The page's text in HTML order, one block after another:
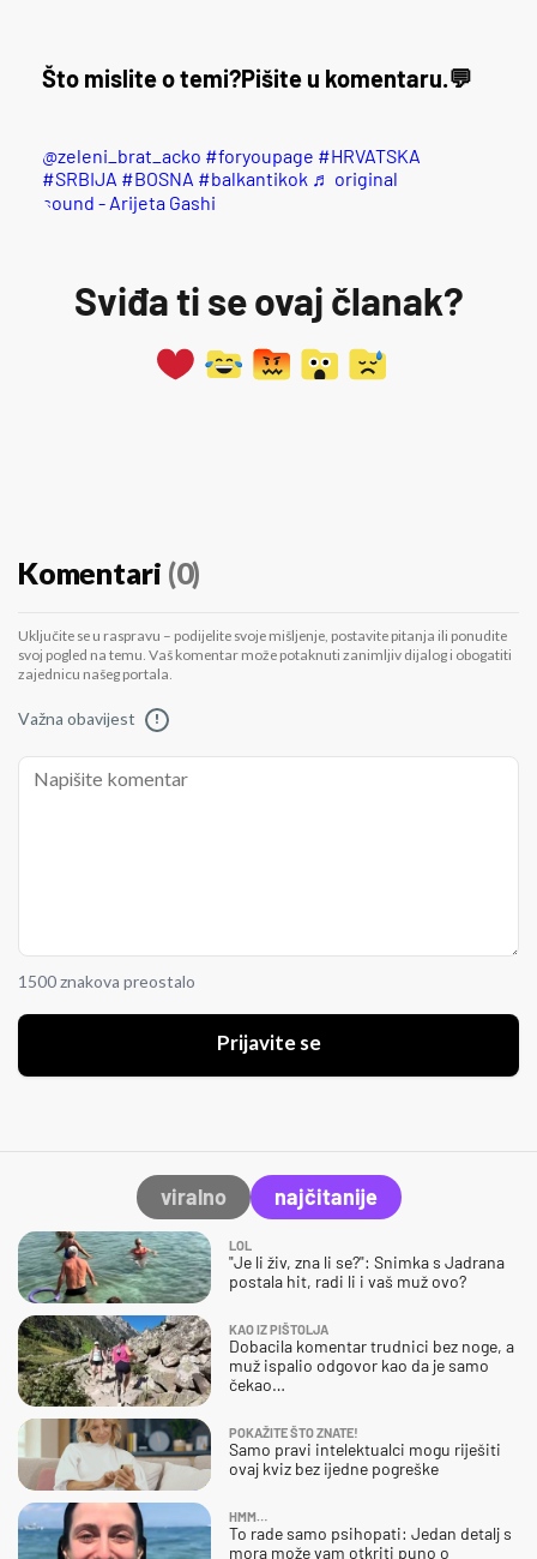
Što mislite o temi?Pišite u komentaru.
@zeleni_brat_acko #foryoupage #HRVATSKA
#SRBIJA #BOSNA #balkantikok ♬ original
sound - Arijeta Gashi
Sviđa ti se ovaj članak?
Komentari (0)
Uključite se u raspravu – podijelite svoje mišljenje, postavite pitanja ili ponudite
svoj pogled na temu. Vaš komentar može potaknuti zanimljiv dijalog i obogatiti
zajednicu našeg portala.
Važna obavijest !
1500 znakova preostalo
Prijavite se
viralno najčitanije
LOL
"Je li živ, zna li se?": Snimka s Jadrana
postala hit, radi li i vaš muž ovo?
KAO IZ PIŠTOLJA
Dobacila komentar trudnici bez noge, a
muž ispalio odgovor kao da je samo
čekao…
POKAŽITE ŠTO ZNATE!
Samo pravi intelektualci mogu riješiti
ovaj kviz bez ijedne pogreške
HMM…
To rade samo psihopati: Jedan detalj s
mora može vam otkriti puno o